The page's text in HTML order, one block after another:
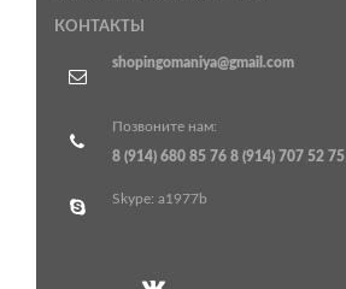
КОНТАКТЫ
shopingomaniya@gmail.com
Позвоните нам:
8 (914) 680 85 76 8 (914) 707 52 75
Skype: a1977b